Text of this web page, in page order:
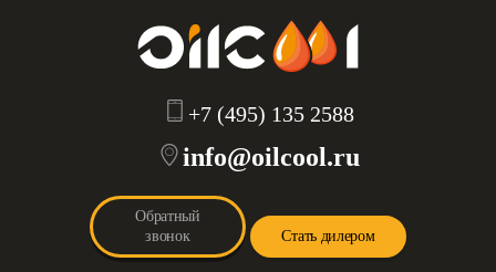
+7 (495) 135 2588
info@oilcool.ru
Обратный
звонок
Стать дилером